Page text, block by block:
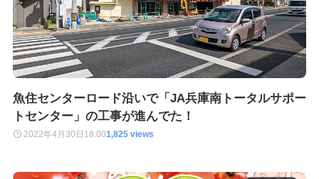
魚住センターロード沿いで「JA兵庫南トータルサポー
トセンター」の工事が進んでた！
2022年4月30日 18:001,825 views